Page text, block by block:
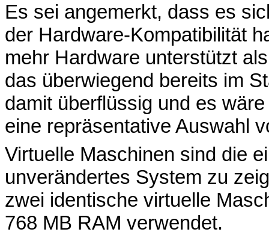
Es sei angemerkt, dass es
der Hardware-Kompatibilität
mehr Hardware unterstützt
das überwiegend bereits im
damit überflüssig und es
eine repräsentative Auswahl
Virtuelle Maschinen sind die
unverändertes System zu
zwei identische virtuelle
768 MB RAM verwendet.